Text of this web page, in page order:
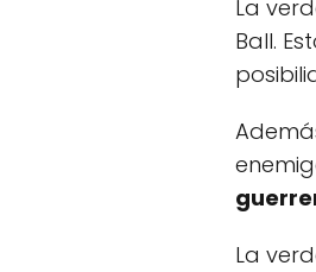
La
Ball.
La